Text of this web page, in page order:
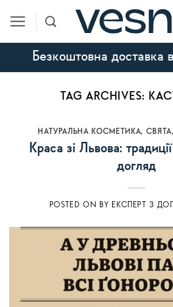
content
Безкоштовна доставка
TAG ARCHIVES:
НАТУРАЛЬНА КОСМЕТИКА, СВЯТА,
Краса зі Львова:
догляд
POSTED ON BY ЕКСПЕРТ З